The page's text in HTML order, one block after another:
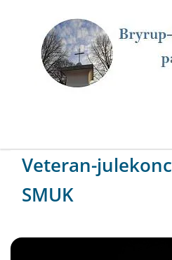
Veteran-
SMUK